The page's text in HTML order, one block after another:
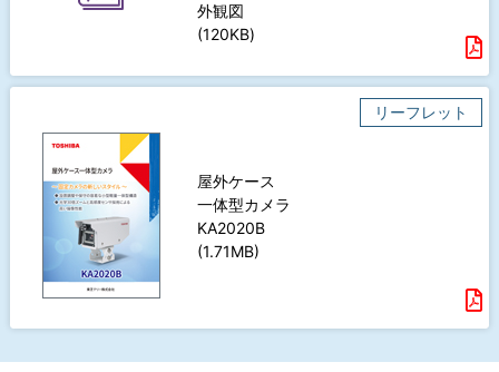
外観図
(120KB)
リーフレット
屋外ケース
一体型カメラ
KA2020B
(1.71MB)